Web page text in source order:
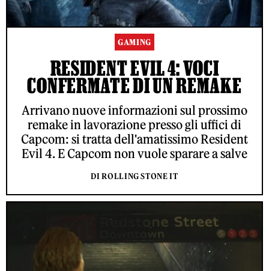
GAMING
RESIDENT EVIL 4: VOCI
CONFERMATE DI UN REMAKE
Arrivano nuove informazioni sul prossimo
remake in lavorazione presso gli uffici di
Capcom: si tratta dell'amatissimo Resident
Evil 4. E Capcom non vuole sparare a salve
DI ROLLING STONE IT